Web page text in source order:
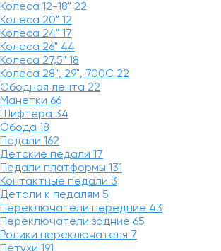
Колеса 12-18" 22
Колеса 20" 12
Колеса 24" 17
Колеса 26" 44
Колеса 27,5" 18
Колеса 28", 29", 700С 22
Ободная лента 22
Манетки 66
Шифтера 34
Обода 18
Педали 162
Детские педали 17
Педали платформы 131
Контактные педали 3
Детали к педалям 5
Переключатели передние 43
Переключатели задние 65
Ролики переключателя 7